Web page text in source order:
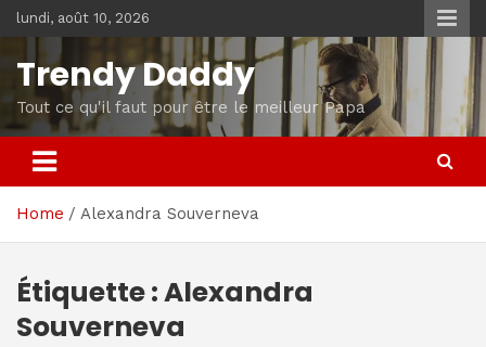
Skip
to
content
lundi, août 10, 2026
Trendy Daddy
Tout ce qu'il faut pour être le meilleur Papa
Home Alexandra Souverneva
Étiquette :Alexandra
Souverneva